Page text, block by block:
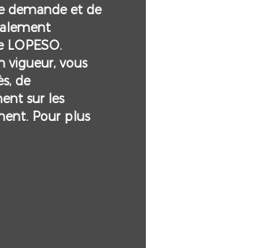
demande et de
LOPESO.
vigueur, vous
de
sur les
Pour plus